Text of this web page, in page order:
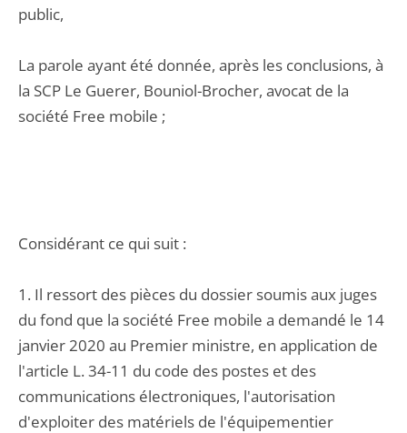
public,
La parole ayant été donnée, après les conclusions, à
la SCP Le Guerer, Bouniol-Brocher, avocat de la
société Free mobile ;
Considérant ce qui suit :
1. Il ressort des pièces du dossier soumis aux juges
du fond que la société Free mobile a demandé le 14
janvier 2020 au Premier ministre, en application de
l'article L. 34-11 du code des postes et des
communications électroniques, l'autorisation
d'exploiter des matériels de l'équipementier